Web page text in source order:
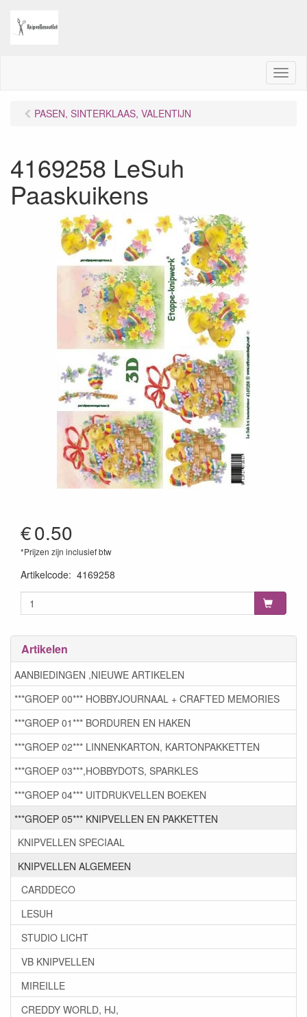
M
e
PASEN, SINTERKLAAS, VALENTIJN
4169258 LeSuh
Paaskuikens
€0.50
*Prijzen zijn inclusief btw
Artikelcode: 4169258
Artikelen
AANBIEDINGEN ,NIEUWE ARTIKELEN
***GROEP 00*** HOBBYJOURNAAL + CRAFTED MEMORIES
***GROEP 01*** BORDUREN EN HAKEN
***GROEP 02*** LINNENKARTON, KARTONPAKKETTEN
***GROEP 03***,HOBBYDOTS, SPARKLES
***GROEP 04*** UITDRUKVELLEN BOEKEN
***GROEP 05*** KNIPVELLEN EN PAKKETTEN
KNIPVELLEN SPECIAAL
KNIPVELLEN ALGEMEEN
CARDDECO
LESUH
STUDIO LICHT
VB KNIPVELLEN
MIREILLE
CREDDY WORLD, HJ,